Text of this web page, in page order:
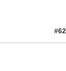
#62